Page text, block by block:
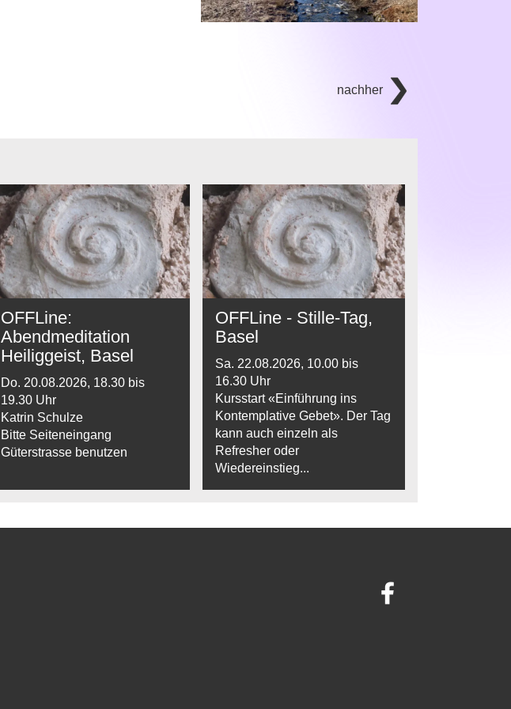
nachher
OFFLine:
Abendmeditation
Heiliggeist, Basel
Do. 20.08.2026, 18.30 bis
19.30 Uhr
Katrin Schulze
Bitte Seiteneingang
Güterstrasse benutzen
OFFLine - Stille-Tag,
Basel
Sa. 22.08.2026, 10.00 bis
16.30 Uhr
Kursstart «Einführung ins
Kontemplative Gebet». Der Tag
kann auch einzeln als
Refresher oder
Wiedereinstieg...